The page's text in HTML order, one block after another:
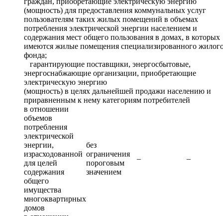
(мощность) для предоставления коммунальных услуг
пользователям таких жилых помещений в объемах
потребления электрической энергии населением и
содержания мест общего пользования в домах, в которых
имеются жилые помещения специализированного
фонда;
гарантирующие поставщики, энергосбытовые,
энергоснабжающие организации, приобретающие
электрическую энергию
(мощность) в целях дальнейшей продажи населению и
приравненным к нему категориям потребителей
в отношении
объемов
потребления
электрической
энергии,
израсходованной
для целей
содержания
общего
имущества
многоквартирных
домов
без
ограничения
пороговым
значением
– –